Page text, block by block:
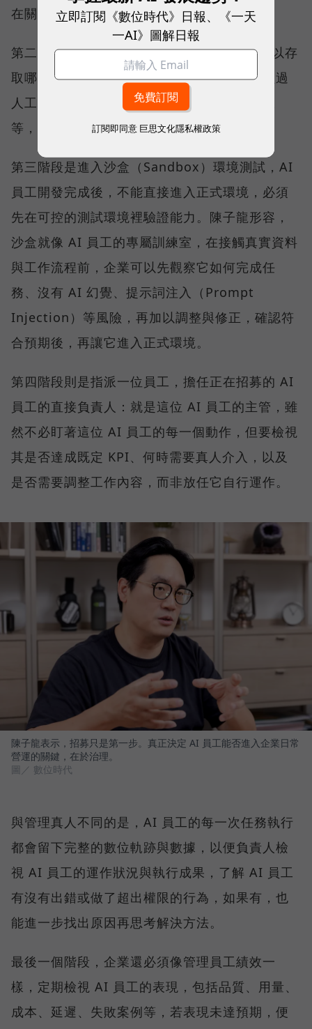
在關鍵節點負責把關與決策。
第二階段則是設定權限邊界，包括 AI 員工可以存
取哪些資料、串接哪些系統、哪些動作必須經過
人工核准、產出結果是草稿還是可以直接上線
等，避免因權限設定不清而超出職責範圍。
第三階段是進入沙盒（Sandbox）環境測試，AI
員工開發完成後，不能直接進入正式環境，必須
先在可控的測試環境裡驗證能力。陳子龍形容，
沙盒就像 AI 員工的專屬訓練室，在接觸真實資料
與工作流程前，企業可以先觀察它如何完成任
務、沒有 AI 幻覺、提示詞注入（Prompt
Injection）等風險，再加以調整與修正，確認符
合預期後，再讓它進入正式環境。
第四階段則是指派一位員工，擔任正在招募的 AI
員工的直接負責人：就是這位 AI 員工的主管，雖
然不必盯著這位 AI 員工的每一個動作，但要檢視
其是否達成既定 KPI、何時需要真人介入，以及
是否需要調整工作內容，而非放任它自行運作。
陳子龍表示，招募只是第一步。真正決定 AI 員工能否進入企業日常
營運的關鍵，在於治理。
圖／ 數位時代
與管理真人不同的是，AI 員工的每一次任務執行
都會留下完整的數位軌跡與數據，以便負責人檢
視 AI 員工的運作狀況與執行成果，了解 AI 員工
有沒有出錯或做了超出權限的行為，如果有，也
能進一步找出原因再思考解決方法。
最後一個階段，企業還必須像管理員工績效一
樣，定期檢視 AI 員工的表現，包括品質、用量、
成本、延遲、失敗案例等，若表現未達預期，便
立即訂閱《數位時代》日報、《一天
一AI》圖解日報
訂閱即同意 巨思文化隱私權政策